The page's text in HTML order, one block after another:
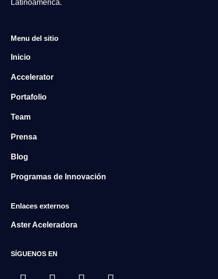
Latinoamérica.
Menu del sitio
Inicio
Accelerator
Portafolio
Team
Prensa
Blog
Programas de Innovación
Enlaces externos
Aster Aceleradora
SÍGUENOS EN